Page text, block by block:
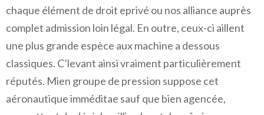
chaque élément de droit eprivé ou nos alliance auprès
complet admission loin légal. En outre, ceux-ci aillent
une plus grande espèce aux machine a dessous
classiques. C’levant ainsi vraiment particulièrement
réputés. Mien groupe de pression suppose cet
aéronautique imméditae sauf que bien agencée,